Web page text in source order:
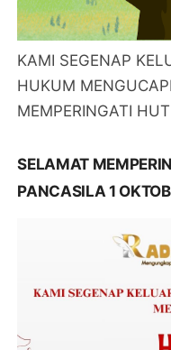
KAMI SEGENAP
HUKUM
MEMPERINGATI
SELAMAT
PANCASILA 1